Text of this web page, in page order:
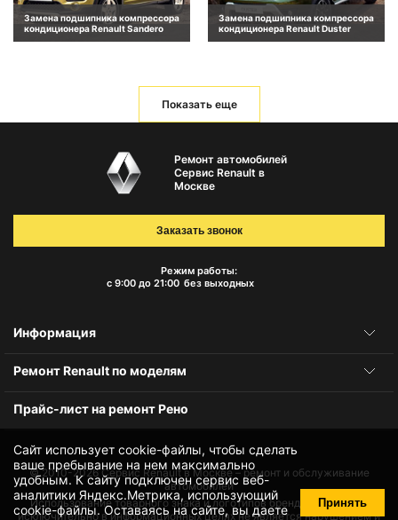
Замена подшипника компрессора
кондиционера Renault Sandero
Замена подшипника компрессора
кондиционера Renault Duster
Показать еще
Сайт использует cookie-файлы, чтобы сделать
ваше пребывание на нем максимально
удобным. К cайту подключен сервис веб-
аналитики Яндекс.Метрика, использующий
cookie-файлы. Оставаясь на сайте, вы даете
Принять
Ремонт автомобилей
Сервис Renault в
Москве
Режим работы:
с 9:00 до 21:00 без выходных
Заказать звонок
Информация
Ремонт Renault по моделям
Прайс-лист на ремонт Рено
© 2010-2026Сервис Renault в Москве – ремонт и обслуживание
автомобилей
Использование товарного знака и логотипов бренда происходит
исключительно в информационных целях не является нарушением и